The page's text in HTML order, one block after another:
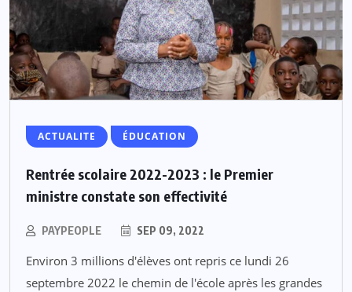
ACTUALITE ÉDUCATION
Rentrée scolaire 2022-2023 : le Premier
ministre constate son effectivité
PAYPEOPLE SEP 09, 2022
Environ 3 millions d'élèves ont repris ce lundi 26
septembre 2022 le chemin de l'école après les grandes